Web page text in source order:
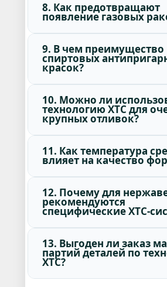
8. Как предотвращают
появление газовых
9. В чем преимущество
спиртовых
красок?
10. Можно ли
технологию ХТС для
крупных отливок?
11. Как температура
влияет на качество
12. Почему для
рекомендуются
специфические ХТС-
13. Выгоден ли заказ
партий деталей по
ХТС?